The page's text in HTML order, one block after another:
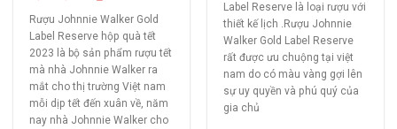
Rượu Johnnie Walker Gold
Label Reserve hộp quà tết
2023 là bộ sản phẩm rượu tết
mà nhà Johnnie Walker ra
mắt cho thị trường Việt nam
mỗi dịp tết đến xuân về, năm
nay nhà Johnnie Walker cho
Label Reserve là loại rượu với
thiết kế lịch .Rượu Johnnie
Walker Gold Label Reserve
rất được ưu chuộng tại việt
nam do có màu vàng gợi lên
sự uy quyền và phú quý của
gia chủ